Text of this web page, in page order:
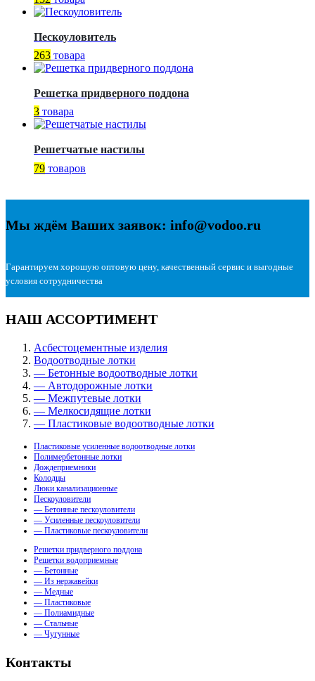
Пескоуловитель
263 товара
Решетка придверного поддона
3 товара
Решетчатые настилы
79 товаров
Мы ждём Ваших заявок: info@vodoo.ru
Гарантируем хорошую оптовую цену, качественный сервис и выгодные
условия сотрудничества
НАШ АССОРТИМЕНТ
Асбестоцементные изделия
Водоотводные лотки
— Бетонные водоотводные лотки
— Автодорожные лотки
— Межпутевые лотки
— Мелкосидящие лотки
— Пластиковые водоотводные лотки
Пластиковые усиленные водоотводные лотки
Полимербетонные лотки
Дождеприемники
Колодцы
Люки канализационные
Пескоуловители
— Бетонные пескоуловители
— Усиленные пескоуловители
— Пластиковые пескоуловители
Решетки придверного поддона
Решетки водоприемные
— Бетонные
— Из нержавейки
— Медные
— Пластиковые
— Полиамидные
— Стальные
— Чугунные
Контакты